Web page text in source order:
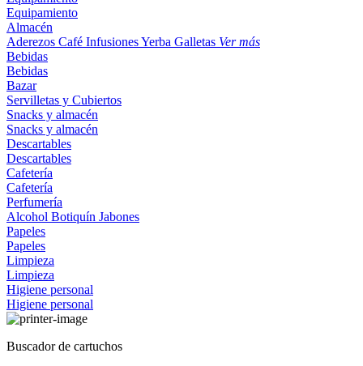
Equipamiento
Almacén
Aderezos Café InfusionesYerba Galletas Ver más
Bebidas
Bebidas
Bazar
Servilletas y Cubiertos
Snacks y almacén
Snacks y almacén
Descartables
Descartables
Cafetería
Cafetería
Perfumería
Alcohol Botiquín Jabones
Papeles
Papeles
Limpieza
Limpieza
Higiene personal
Higiene personal
Buscador de cartuchos